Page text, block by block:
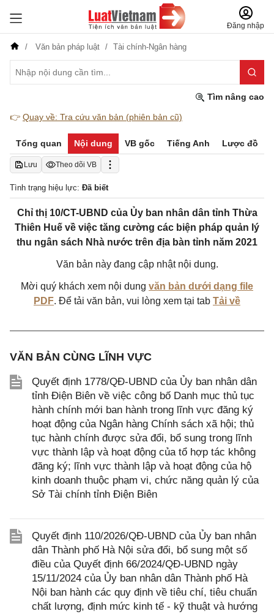
Đăng nhập
Văn bản pháp luật Tài chính-Ngân hàng
Tìm nâng cao
👉 Quay về: Tra cứu văn bản (phiên bản cũ)
Tổng quan Nội dung VB gốc Tiếng Anh Lược đồ
Lưu Theo dõi VB
Tình trạng hiệu lực: Đã biết
Chỉ thị 10/CT-UBND của Ủy ban nhân dân tỉnh Thừa
Thiên Huế về việc tăng cường các biện pháp quản lý
thu ngân sách Nhà nước trên địa bàn tỉnh năm 2021
Văn bản này đang cập nhật nội dung.
Mời quý khách xem nội dung văn bản dưới dạng file
PDF. Để tải văn bản, vui lòng xem tại tab Tải về
VĂN BẢN CÙNG LĨNH VỰC
Quyết định 1778/QĐ-UBND của Ủy ban nhân dân
tỉnh Điện Biên về việc công bố Danh mục thủ tục
hành chính mới ban hành trong lĩnh vực đăng ký
hoạt động của Ngân hàng Chính sách xã hội; thủ
tục hành chính được sửa đổi, bổ sung trong lĩnh
vực thành lập và hoạt động của tổ hợp tác không
đăng ký; lĩnh vực thành lập và hoạt động của hộ
kinh doanh thuộc phạm vi, chức năng quản lý của
Sở Tài chính tỉnh Điện Biên
Quyết định 110/2026/QĐ-UBND của Ủy ban nhân
dân Thành phố Hà Nội sửa đổi, bổ sung một số
điều của Quyết định 66/2024/QĐ-UBND ngày
15/11/2024 của Ủy ban nhân dân Thành phố Hà
Nội ban hành các quy định về tiêu chí, tiêu chuẩn
chất lượng, định mức kinh tế - kỹ thuật và hướng